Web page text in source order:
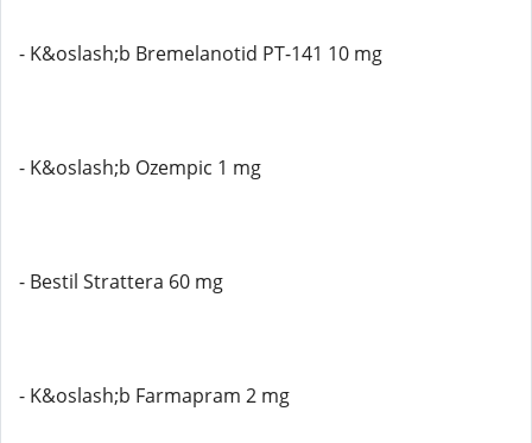
- K&oslash;b Bremelanotid PT-141 10 mg
- K&oslash;b Ozempic 1 mg
- Bestil Strattera 60 mg
- K&oslash;b Farmapram 2 mg